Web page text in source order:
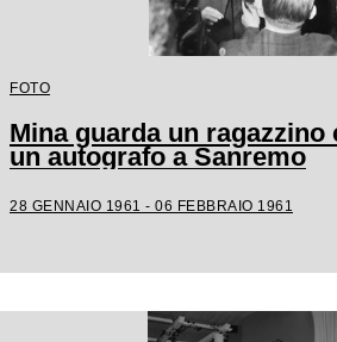
FOTO
Mina guarda un ragazzino
un autografo a Sanremo
28 GENNAIO 1961 - 06 FEBBRAIO 1961